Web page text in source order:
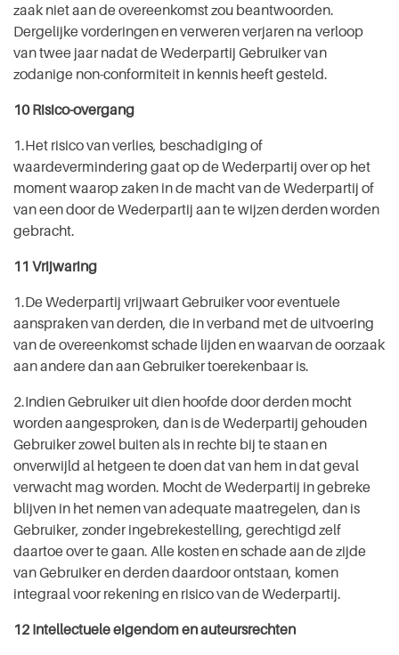
zaak niet aan de overeenkomst zou beantwoorden.
Dergelijke vorderingen en verweren verjaren na verloop
van twee jaar nadat de Wederpartij Gebruiker van
zodanige non-conformiteit in kennis heeft gesteld.
10 Risico-overgang
1.Het risico van verlies, beschadiging of
waardevermindering gaat op de Wederpartij over op het
moment waarop zaken in de macht van de Wederpartij of
van een door de Wederpartij aan te wijzen derden worden
gebracht.
11 Vrijwaring
1.De Wederpartij vrijwaart Gebruiker voor eventuele
aanspraken van derden, die in verband met de uitvoering
van de overeenkomst schade lijden en waarvan de oorzaak
aan andere dan aan Gebruiker toerekenbaar is.
2.Indien Gebruiker uit dien hoofde door derden mocht
worden aangesproken, dan is de Wederpartij gehouden
Gebruiker zowel buiten als in rechte bij te staan en
onverwijld al hetgeen te doen dat van hem in dat geval
verwacht mag worden. Mocht de Wederpartij in gebreke
blijven in het nemen van adequate maatregelen, dan is
Gebruiker, zonder ingebrekestelling, gerechtigd zelf
daartoe over te gaan. Alle kosten en schade aan de zijde
van Gebruiker en derden daardoor ontstaan, komen
integraal voor rekening en risico van de Wederpartij.
12 Intellectuele eigendom en auteursrechten